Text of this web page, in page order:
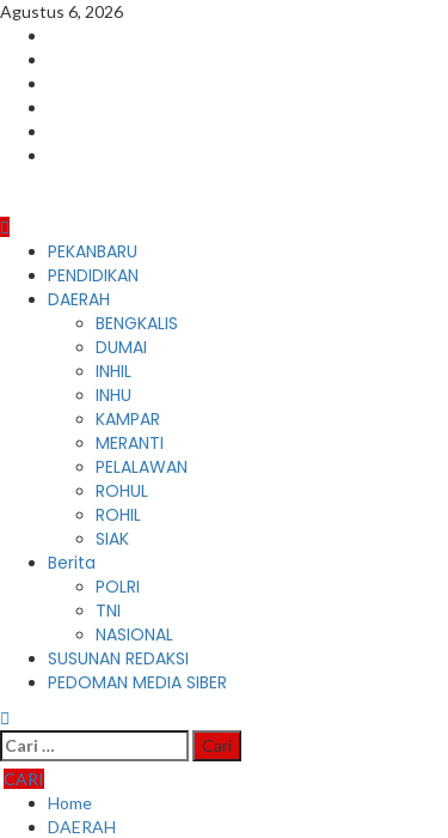
Skip
content
Agustus 6, 2026
Primary
Menu
PEKANBARU
PENDIDIKAN
DAERAH
BENGKALIS
DUMAI
INHIL
INHU
KAMPAR
MERANTI
PELALAWAN
ROHUL
ROHIL
SIAK
Berita
POLRI
TNI
NASIONAL
SUSUNAN REDAKSI
PEDOMAN MEDIA SIBER
Cari
untuk:
CARI
Home
DAERAH